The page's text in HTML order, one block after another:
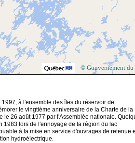
© Gouvernement du
à l'ensemble des îles du réservoir de
le vingtième anniversaire de la Charte de la
le 26 août 1977 par l'Assemblée nationale.
1983 lors de l'ennoyage de la région du lac
à la mise en service d'ouvrages de retenue
hydroélectrique.